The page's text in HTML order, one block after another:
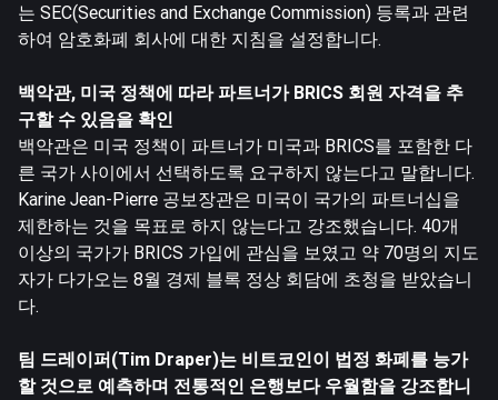
는 SEC(Securities and Exchange Commission) 등록과 관련
하여 암호화폐 회사에 대한 지침을 설정합니다.
백악관, 미국 정책에 따라 파트너가 BRICS 회원 자격을 추
구할 수 있음을 확인
백악관은 미국 정책이 파트너가 미국과 BRICS를 포함한 다
른 국가 사이에서 선택하도록 요구하지 않는다고 말합니다.
Karine Jean-Pierre 공보장관은 미국이 국가의 파트너십을
제한하는 것을 목표로 하지 않는다고 강조했습니다. 40개
이상의 국가가 BRICS 가입에 관심을 보였고 약 70명의 지도
자가 다가오는 8월 경제 블록 정상 회담에 초청을 받았습니
다.
팀 드레이퍼(Tim Draper)는 비트코인이 법정 화폐를 능가
할 것으로 예측하며 전통적인 은행보다 우월함을 강조합니